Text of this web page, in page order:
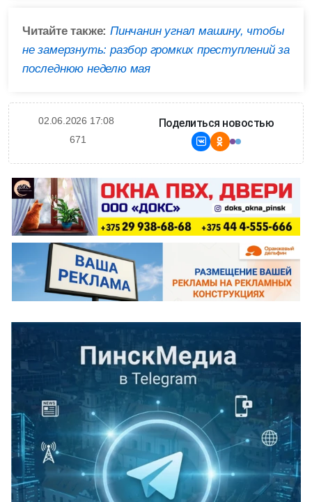
Читайте также: Пинчанин угнал машину, чтобы
не замерзнуть: разбор громких преступлений за
последнюю неделю мая
02.06.2026 17:08
671
Поделиться новостью